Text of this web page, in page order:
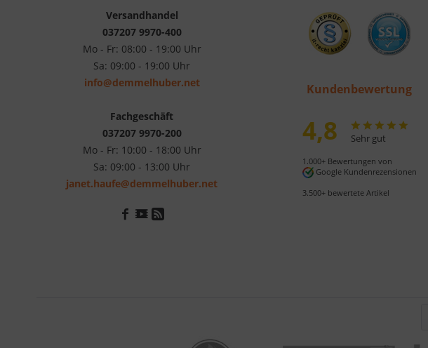
Versandhandel
037207 9970-400
Mo - Fr: 08:00 - 19:00 Uhr
Sa: 09:00 - 19:00 Uhr
info@demmelhuber.net
Fachgeschäft
037207 9970-200
Mo - Fr: 10:00 - 18:00 Uhr
Sa: 09:00 - 13:00 Uhr
janet.haufe@demmelhuber.net
Kundenbewertung
4,8 Sehr gut
1.000+ Bewertungen von
Google Kundenrezensionen
3.500+ bewertete Artikel